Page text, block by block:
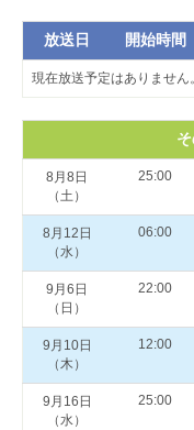
放送日 開始時間
現在放送予定はありません。
8月8日
（土）
25:00
8月12日
（水）
06:00
9月6日
（日）
22:00
9月10日
（木）
12:00
9月16日
（水）
25:00